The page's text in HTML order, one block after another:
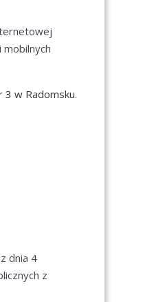
3 w Radomsku.
dnia 4
z